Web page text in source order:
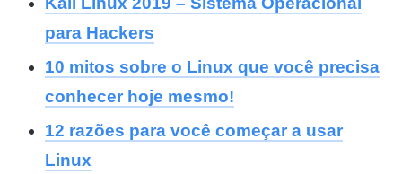
para Hackers
10 mitos sobre o Linux que você precisa
conhecer hoje mesmo!
12 razões para você começar a usar
Linux